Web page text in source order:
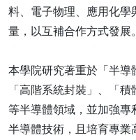
料、電子物理、應用化
量，以互補合作方式發展。
本學院研究著重於「半導
「高階系統封裝」、「
等半導體領域，並加強
半導體技術，且培育專